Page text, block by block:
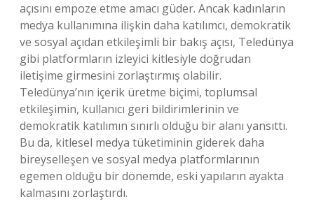
açısını empoze etme amacı güder. Ancak kadınların
medya kullanımına ilişkin daha katılımcı, demokratik
ve sosyal açıdan etkileşimli bir bakış açısı, Teledünya
gibi platformların izleyici kitlesiyle doğrudan
iletişime girmesini zorlaştırmış olabilir.
Teledünya’nın içerik üretme biçimi, toplumsal
etkileşimin, kullanıcı geri bildirimlerinin ve
demokratik katılımın sınırlı olduğu bir alanı yansıttı.
Bu da, kitlesel medya tüketiminin giderek daha
bireyselleşen ve sosyal medya platformlarının
egemen olduğu bir dönemde, eski yapıların ayakta
kalmasını zorlaştırdı.